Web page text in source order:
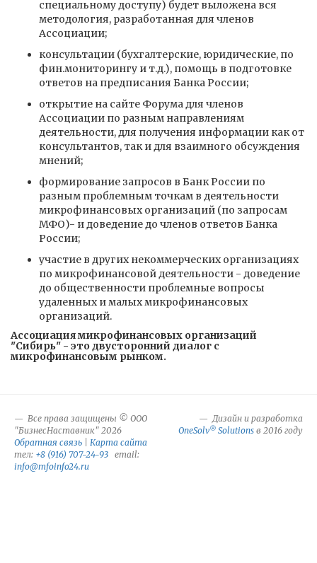
специальному доступу) будет выложена вся
методология, разработанная для членов
Ассоциации;
консультации (бухгалтерские, юридические, по
фин.мониторингу и т.д.), помощь в подготовке
ответов на предписания Банка России;
открытие на сайте Форума для членов
Ассоциации по разным направлениям
деятельности, для получения информации как от
консультантов, так и для взаимного обсуждения
мнений;
формирование запросов в Банк России по
разным проблемным точкам в деятельности
микрофинансовых организаций (по запросам
МФО)- и доведение до членов ответов Банка
России;
участие в других некоммерческих организациях
по микрофинансовой деятельности - доведение
до общественности проблемные вопросы
удаленных и малых микрофинансовых
организаций.
Ассоциация микрофинансовых организаций
"Сибирь" - это двусторонний диалог с
микрофинансовым рынком.
Все права защищены © ООО
"БизнесНаставник" 2026
Обратная связь
Карта сайта
тел: +8 (916) 707-24-93 email:
info@mfoinfo24.ru
Дизайн и разработка
OneSolv® Solutions в 2016 году